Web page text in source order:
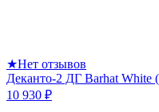
★Нет отзывов
Деканто-2 ДГ Barhat White
10 930 ₽